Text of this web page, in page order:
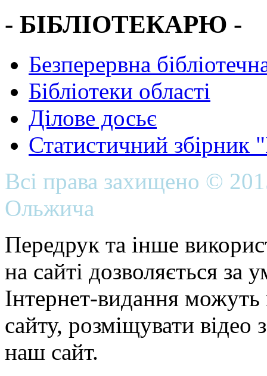
- БІБЛІОТЕКАРЮ -
Безперервна
Бібліотеки області
Ділове досьє
Статистичний
Всі права захищено ©
Ольжича
Передрук та інше
на сайті дозволяється
Інтернет-видання можуть
сайту, розміщувати відео
наш сайт.